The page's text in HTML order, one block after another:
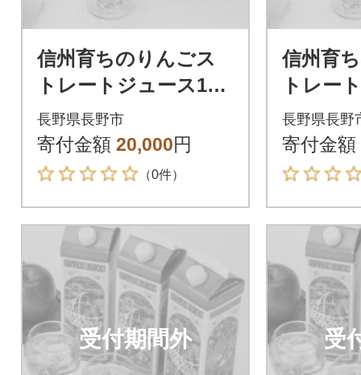
信州育ちのりんごス
トレートジュース100
0ml×5本
長野県長野市
寄付金額 20,000円
（0件）
信州育
トレー
0ml×6本
長野県長野
寄付金額
受付期間外 受